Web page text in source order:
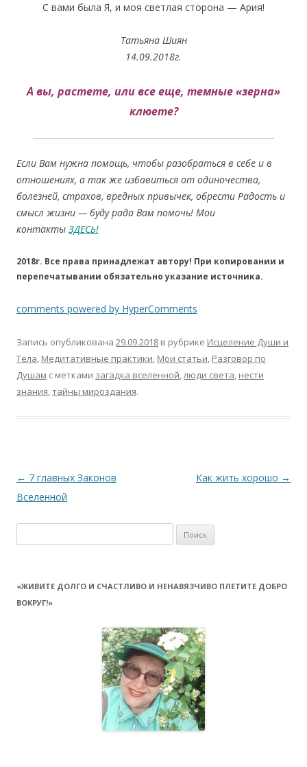
С вами была Я, и моя светлая сторона — Ария!
Татьяна Шиян
14.09.2018г.
А вы, растете, или все еще, темные «зерна»
клюете?
Если Вам нужна помощь, чтобы разобраться в себе и в
отношениях, а так же избавиться от одиночества,
болезней, страхов, вредных привычек, обрести Радость и
смысл жизни — буду рада Вам помочь! Мои
контакты ЗДЕСЬ!
2018г. Все права принадлежат автору! При копировании и
перепечатывании обязательно указание источника.
comments powered by HyperComments
Запись опубликована 29.09.2018 в рубрике Исцеление Души и
Тела, Медитативные практики, Мои статьи, Разговор по
Душам с метками загадка вселенной,люди света, нести
знания,тайны мироздания.
Навигация
по
← 7 главных Законов
Вселенной
Как жить хорошо →
«ЖИВИТЕ ДОЛГО И СЧАСТЛИВО И НЕНАВЯЗЧИВО ПЛЕТИТЕ ДОБРО
ВОКРУГ!»